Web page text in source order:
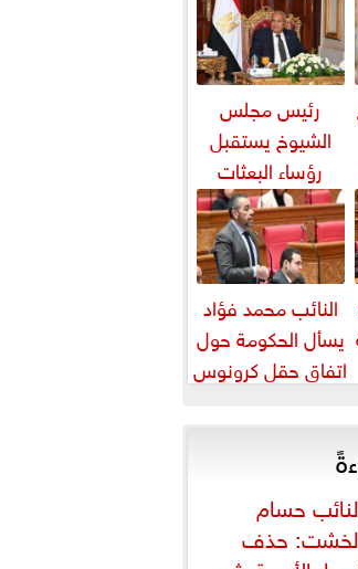
رئيس مجلس
الشيوخ يستقبل
رؤساء البعثات
الدبلوماسية
المصرية بالخارج
النائب محمد فؤاد
يسأل الحكومة حول
اتفاق حقل كرونوس
حسام
حذف